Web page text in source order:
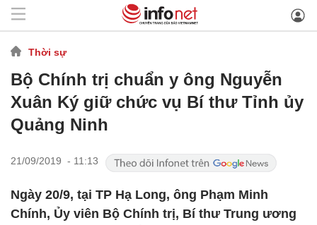
Thời sự
Bộ Chính trị chuẩn y ông Nguyễn
Xuân Ký giữ chức vụ Bí thư Tỉnh ủy
Quảng Ninh
21/09/2019 - 11:13
Ngày 20/9, tại TP Hạ Long, ông Phạm Minh
Chính, Ủy viên Bộ Chính trị, Bí thư Trung ương